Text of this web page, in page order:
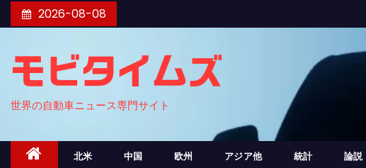
ン
2026-08-08
モビタイムズ
世界の自動車ニュース専門サイト
北米 中国 欧州 アジア他 統計 論説